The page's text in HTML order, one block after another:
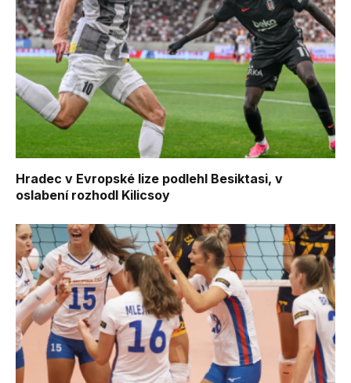
Hradec v Evropské lize podlehl Besiktasi, v
oslabení rozhodl Kilicsoy